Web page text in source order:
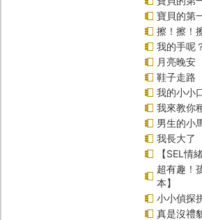
寶貝的第
擦！擦！
我的手呢
月亮晚安
鞋子走路
我的小小
我來教你
男生的小
我長大了
【SEL
超有趣！
本】
小小偵探
真是沒禮